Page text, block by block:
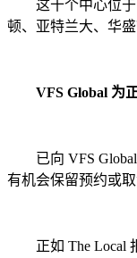
这十个中心位于
顿、亚特兰大、华
VFS Global 为
已向 VFS Global
有机会保留预约或取
正如 The Local